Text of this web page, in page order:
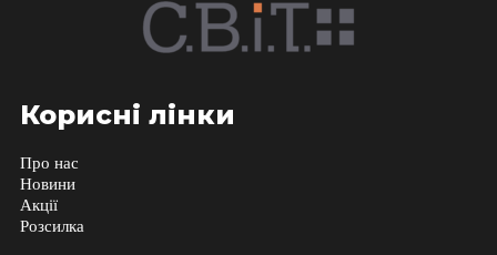
Корисні лінки
Про нас
Новини
Акції
Розсилка